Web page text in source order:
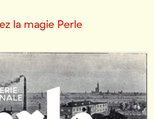
la magie Perle